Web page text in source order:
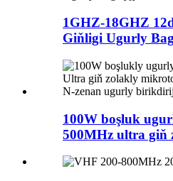
1GHZ-18GHZ
Giňligi Ugurly
100W boşluk
500MHz ultra giň